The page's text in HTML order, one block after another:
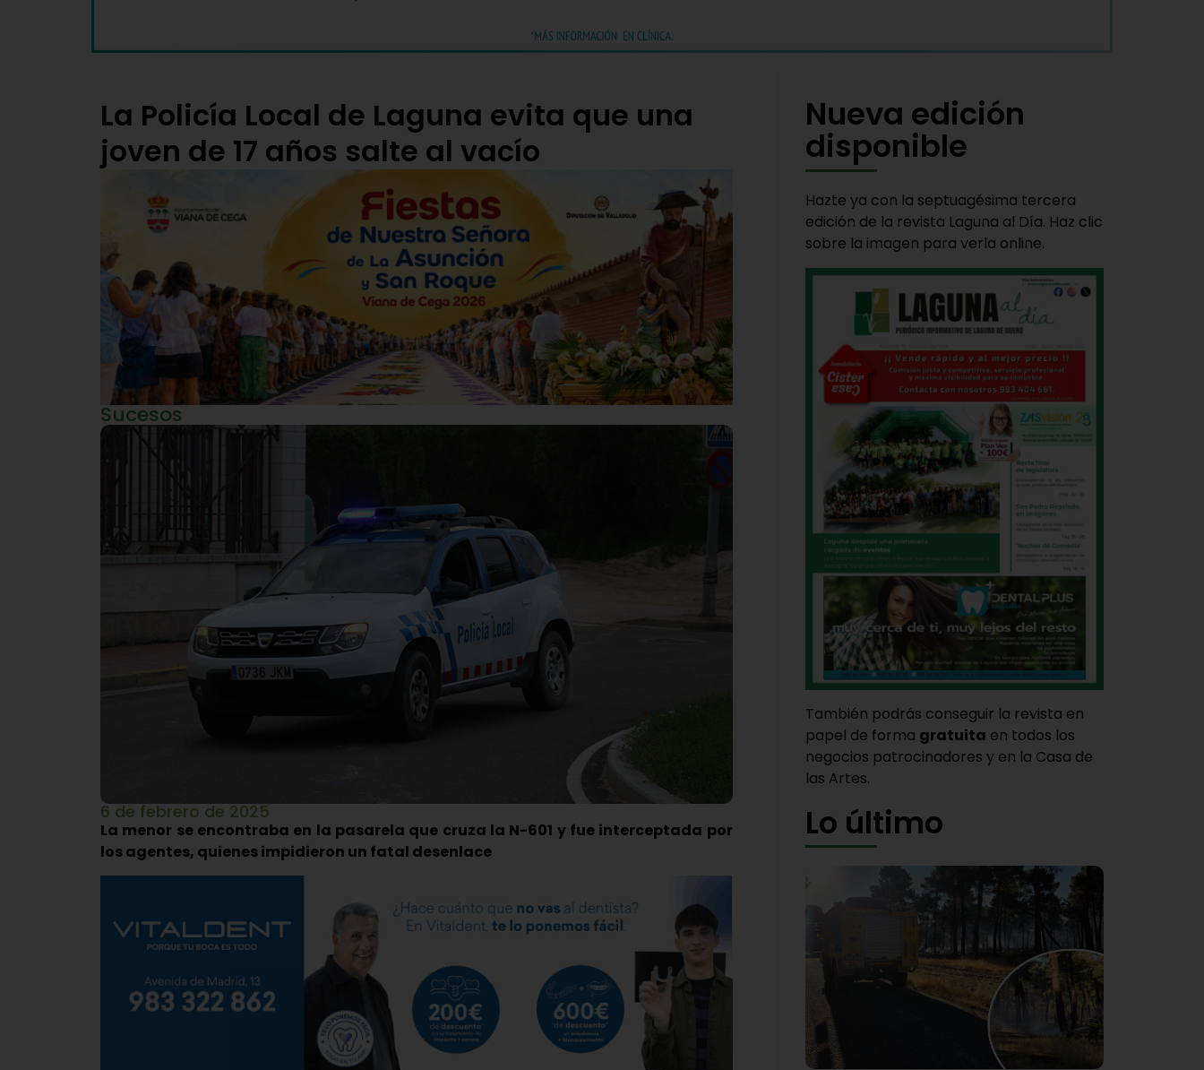
La Policía Local de Laguna evita que una
joven de 17 años salte al vacío
Sucesos
6 de febrero de 2025
La menor se encontraba en la pasarela que cruza la N-601 y fue interceptada por
los agentes, quienes impidieron un fatal desenlace
Nueva edición
disponible
Hazte ya con la septuagésima tercera
edición de la revista Laguna al Día. Haz clic
sobre la imagen para verla online.
También podrás conseguir la revista en
papel de forma gratuita en todos los
negocios patrocinadores y en la Casa de
las Artes.
Lo último